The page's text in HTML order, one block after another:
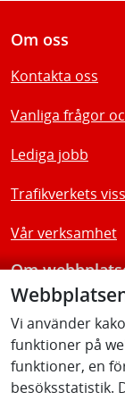
Vi använder
funktioner på
funktioner, en
besöksstatistik.
Om oss
Kontakta oss
Vanliga frågor
Lediga jobb
Trafikverkets
Vår verksamhet
Om
Följ oss